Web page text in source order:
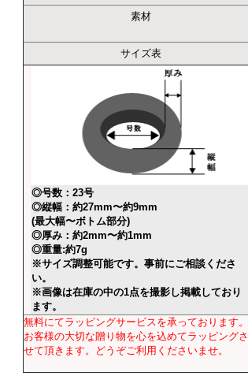
素材
サイズ表
◎号数：23号
◎縦幅：約27mm〜約9mm
(最大幅〜ボトム部分)
◎厚み：約2mm〜約1mm
◎重量:約7g
※サイズ調整可能です。事前にご相談くださ
い。
※画像は在庫の中の1点を撮影し掲載しており
ます。
無料にてラッピングサービスを承っております。
お客様の大切な贈り物を心を込めてラッピングさ
せて頂きます。どうぞご利用くださいませ。